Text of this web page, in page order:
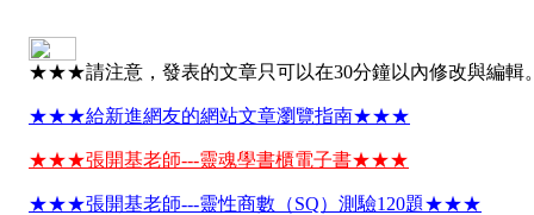
★★★請注意，發表的文章只可以在30分鐘以內修改與編
★★★給新進網友的網站文章瀏覽指南★★★
★★★張開基老師---靈魂學書櫃電子書★★★
★★★張開基老師---靈性商數（SQ）測驗120題★★★